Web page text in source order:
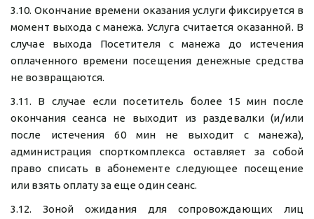
3.10. Окончание времени оказания услуги фиксируется в
момент выхода с манежа. Услуга считается оказанной. В
случае выхода Посетителя с манежа до истечения
оплаченного времени посещения денежные средства
не возвращаются.
3.11. В случае если посетитель более 15 мин после
окончания сеанса не выходит из раздевалки (и/или
после истечения 60 мин не выходит с манежа),
администрация спорткомплекса оставляет за собой
право списать в абонементе следующее посещение
или взять оплату за еще один сеанс.
3.12. Зоной ожидания для сопровождающих лиц